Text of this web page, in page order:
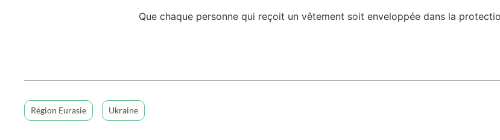
Que chaque personne qui reçoit un vêtement soit enveloppée dans la
Région Eurasie Ukraine